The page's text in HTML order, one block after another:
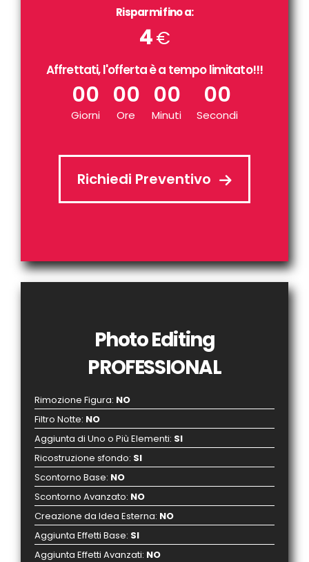
Risparmi fino a:
4€
Affrettati, l'offerta è a tempo limitato!!!
00
Giorni
00
Ore
00
Minuti
00
Secondi
Richiedi Preventivo
Photo Editing
PROFESSIONAL
Rimozione Figura: NO
Filtro Notte: NO
Aggiunta di Uno o Più Elementi: SI
Ricostruzione sfondo: SI
Scontorno Base: NO
Scontorno Avanzato: NO
Creazione da Idea Esterna: NO
Aggiunta Effetti Base: SI
Aggiunta Effetti Avanzati: NO